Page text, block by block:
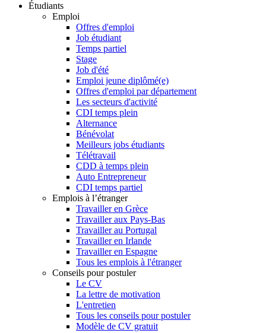
Étudiants
Emploi
Offres d'emploi
Job étudiant
Temps partiel
Stage
Job d'été
Emploi jeune diplômé(e)
Offres d'emploi par département
Les secteurs d'activité
CDI temps plein
Alternance
Bénévolat
Meilleurs jobs étudiants
Télétravail
CDD à temps plein
Auto Entrepreneur
CDI temps partiel
Emplois à l’étranger
Travailler en Grèce
Travailler aux Pays-Bas
Travailler au Portugal
Travailler en Irlande
Travailler en Espagne
Tous les emplois à l'étranger
Conseils pour postuler
Le CV
La lettre de motivation
L'entretien
Tous les conseils pour postuler
Modèle de CV gratuit